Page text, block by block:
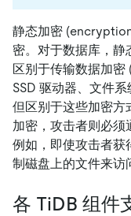
静态加密
密。对于数据库，静
区别于传输数据加密
SSD 驱动器、文件
但区别于这些加密方
加密，攻击者则必须
例如，即使攻击者获
制磁盘上的文件来访
各 TiDB 组件